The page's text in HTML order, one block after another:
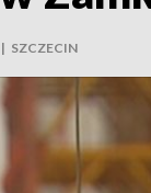
| SZCZECIN